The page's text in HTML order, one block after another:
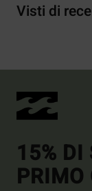
Visti di
15% DI
PRIMO